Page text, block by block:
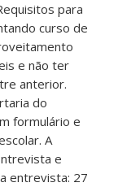
para
curso de
e não ter
anterior.
do
formulário e
A
e
entrevista: 27